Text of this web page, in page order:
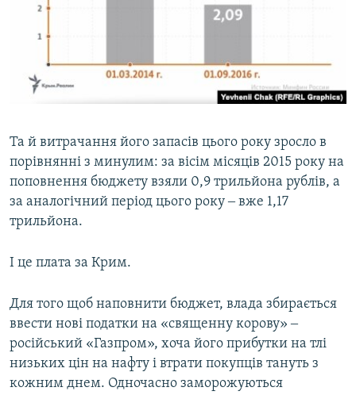
Та й витрачання його запасів цього року зросло в
порівнянні з минулим: за вісім місяців 2015 року на
поповнення бюджету взяли 0,9 трильйона рублів, а
за аналогічний період цього року ‒ вже 1,17
трильйона.
І це плата за Крим.
Для того щоб наповнити бюджет, влада збирається
ввести нові податки на «священну корову» ‒
російський «Газпром», хоча його прибутки на тлі
низьких цін на нафту і втрати покупців тануть з
кожним днем. Одночасно заморожуються